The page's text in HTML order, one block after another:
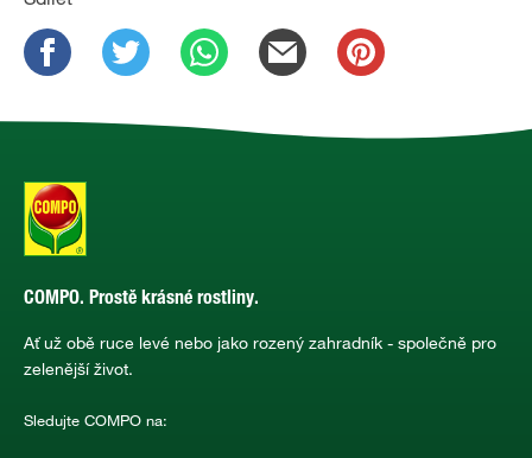
COMPO. Prostě krásné rostliny.
Ať už obě ruce levé nebo jako rozený zahradník - společně pro
zelenější život.
Sledujte COMPO na: